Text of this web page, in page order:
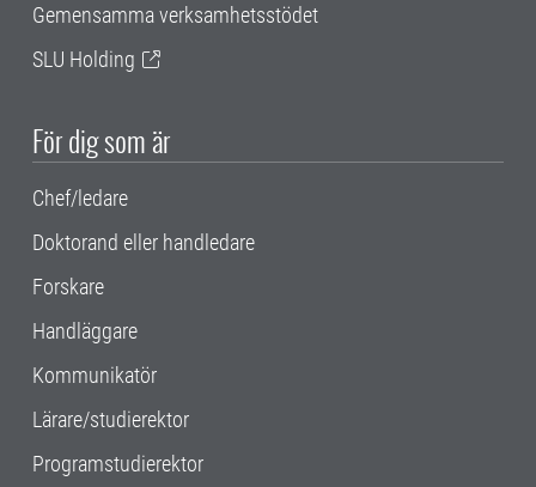
Gemensamma verksamhetsstödet
SLU Holding
För dig som är
Chef/ledare
Doktorand eller handledare
Forskare
Handläggare
Kommunikatör
Lärare/studierektor
Programstudierektor